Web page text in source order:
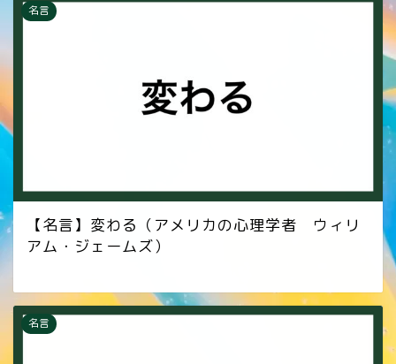
名言
【名言】変わる（アメリカの心理学者 ウィリ
アム・ジェームズ）
名言